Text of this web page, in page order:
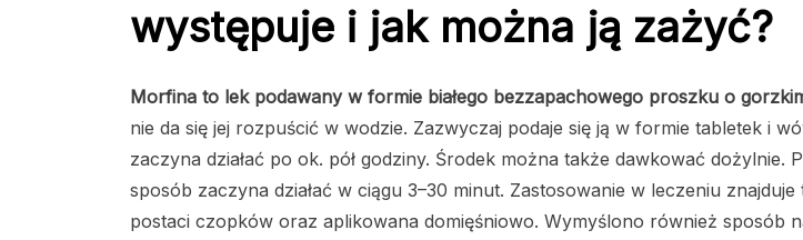
występuje i jak można ją zażyć?
Morfina to lek podawany w formie białego bezzapachowego proszku o
nie da się jej rozpuścić w wodzie. Zazwyczaj podaje się ją w formie tabletek i
zaczyna działać po ok. pół godziny. Środek można także dawkować dożylnie.
sposób zaczyna działać w ciągu 3–30 minut. Zastosowanie w leczeniu
postaci czopków oraz aplikowana domięśniowo. Wymyślono również sposób